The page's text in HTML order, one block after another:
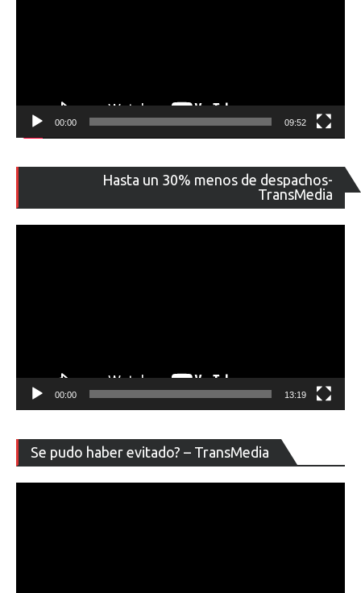
00:00 09:52
Hasta un 30% menos de despachos-
TransMedia
de
00:00 13:19
Se pudo haber evitado? – TransMedia
de